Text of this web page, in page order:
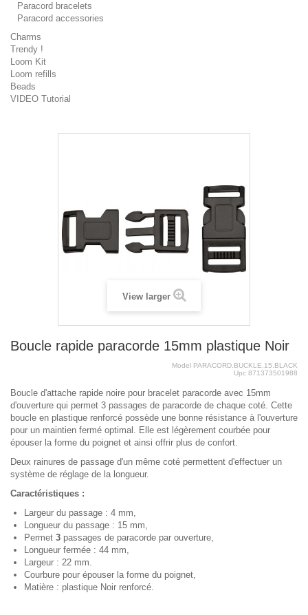
Paracord bracelets
Paracord accessories
Charms
Trendy !
Loom Kit
Loom refills
Beads
VIDEO Tutorial
View larger
Boucle rapide paracorde 15mm plastique Noir
Model PARACORD.BUCKLE.15.BLACK
Upc 871373501988
Boucle d'attache rapide noire pour bracelet paracorde avec 15mm
d'ouverture qui permet 3 passages de paracorde de chaque coté. Cette
boucle en plastique renforcé possède une bonne résistance à l'ouverture
pour un maintien fermé optimal. Elle est légèrement courbée pour
épouser la forme du poignet et ainsi offrir plus de confort.
Deux rainures de passage d'un même coté permettent d'effectuer un
système de réglage de la longueur.
Caractéristiques :
Largeur du passage : 4 mm,
Longueur du passage : 15 mm,
Permet 3 passages de paracorde par ouverture,
Longueur fermée : 44 mm,
Largeur : 22 mm.
Courbure pour épouser la forme du poignet,
Matière : plastique Noir renforcé.